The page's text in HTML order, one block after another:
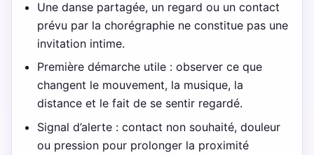
Une danse partagée, un regard ou un contact
prévu par la chorégraphie ne constitue pas une
invitation intime.
Première démarche utile : observer ce que
changent le mouvement, la musique, la
distance et le fait de se sentir regardé.
Signal d’alerte : contact non souhaité, douleur
ou pression pour prolonger la proximité